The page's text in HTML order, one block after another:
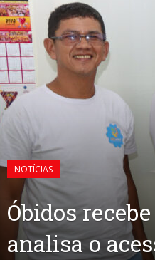
NOTÍCIAS
Óbidos
analisa o